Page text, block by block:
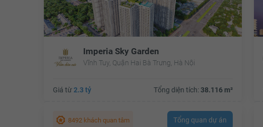
Imperia Sky Garden
Vĩnh Tuy, Quận Hai Bà Trưng, Hà Nội
Giá từ2.3 tỷ Tổng diện tích: 38.116 m²
8492 khách quan tâm Tổng quan dự án